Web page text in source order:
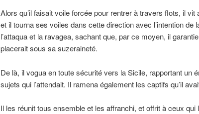
Alors qu’il faisait voile forcée pour rentrer à travers flots, il vit
et il tourna ses voiles dans cette direction avec l’intention de
l’attaqua et la ravagea, sachant que, par ce moyen, il
placerait sous sa suzeraineté.
De là, il vogua en toute sécurité vers la Sicile, rapportant un
sujets qui l’attendait. Il ramena également les captifs qu’il
Il les réunit tous ensemble et les affranchi, et offrit à ceux